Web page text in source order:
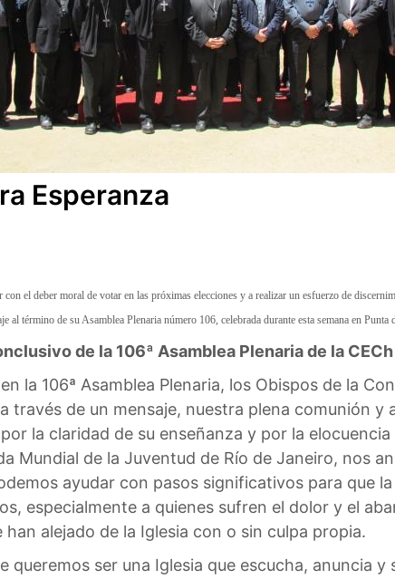
Esperanza
el deber moral de votar en las próximas elecciones y a realizar un esfuerzo de
al término de su Asamblea Plenaria número 106, celebrada durante esta semana en Punta
de la 106ª Asamblea Plenaria de la CECh
la 106ª Asamblea Plenaria, los Obispos de la
través de un mensaje, nuestra plena comunión y
la claridad de su enseñanza y por la
Mundial de la Juventud de Río de Janeiro, nos
ayudar con pasos significativos para que
especialmente a quienes sufren el dolor y el
alejado de la Iglesia con o sin culpa propia.
queremos ser una Iglesia que escucha, anuncia